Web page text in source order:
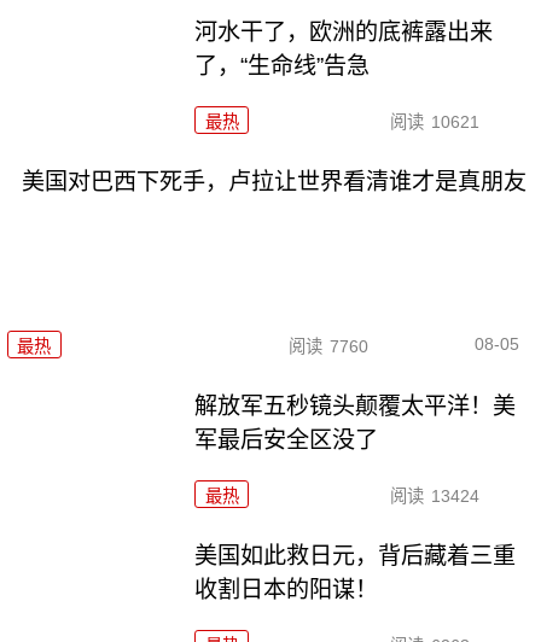
河水干了，欧洲的底裤露出来
了，“生命线”告急
最热 阅读 10621
美国对巴西下死手，卢拉让世界看清谁才是真朋友
最热 阅读 7760 08-05
解放军五秒镜头颠覆太平洋！美
军最后安全区没了
最热 阅读 13424
美国如此救日元，背后藏着三重
收割日本的阳谋！